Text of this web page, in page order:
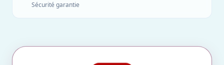
Sécurité garantie